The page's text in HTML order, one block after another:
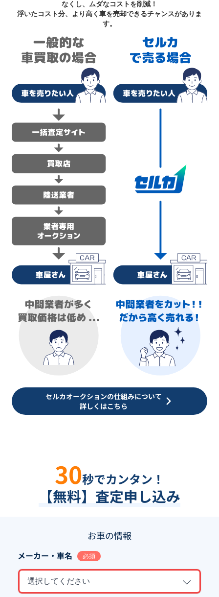
なくし、ムダなコストを削減！
浮いたコスト分、より高く車を売却できるチャンスがありま
す。
セルカオークションの仕組みについて
詳しくはこちら
30秒でカンタン！
【無料】査定申し込み
お車の情報
メーカー・車名 必須
選択してください